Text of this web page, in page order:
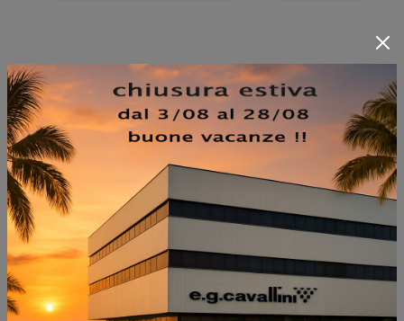
NON PERDERTI ANCHE:
QUADRO HARMONY
RETTANGOLARE